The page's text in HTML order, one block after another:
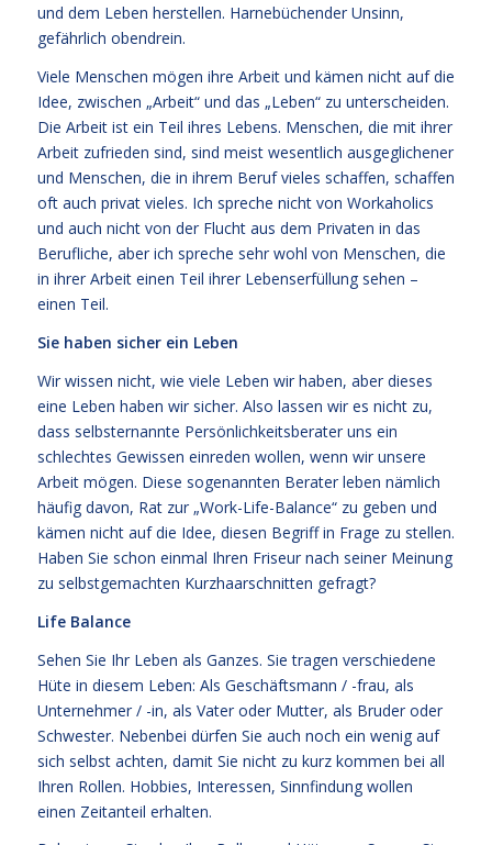
und dem Leben herstellen. Harnebüchender Unsinn,
gefährlich obendrein.
Viele Menschen mögen ihre Arbeit und kämen nicht auf die
Idee, zwischen „Arbeit“ und das „Leben“ zu unterscheiden.
Die Arbeit ist ein Teil ihres Lebens. Menschen, die mit ihrer
Arbeit zufrieden sind, sind meist wesentlich ausgeglichener
und Menschen, die in ihrem Beruf vieles schaffen, schaffen
oft auch privat vieles. Ich spreche nicht von Workaholics
und auch nicht von der Flucht aus dem Privaten in das
Berufliche, aber ich spreche sehr wohl von Menschen, die
in ihrer Arbeit einen Teil ihrer Lebenserfüllung sehen –
einen Teil.
Sie haben sicher ein Leben
Wir wissen nicht, wie viele Leben wir haben, aber dieses
eine Leben haben wir sicher. Also lassen wir es nicht zu,
dass selbsternannte Persönlichkeitsberater uns ein
schlechtes Gewissen einreden wollen, wenn wir unsere
Arbeit mögen. Diese sogenannten Berater leben nämlich
häufig davon, Rat zur „Work-Life-Balance“ zu geben und
kämen nicht auf die Idee, diesen Begriff in Frage zu stellen.
Haben Sie schon einmal Ihren Friseur nach seiner Meinung
zu selbstgemachten Kurzhaarschnitten gefragt?
Life Balance
Sehen Sie Ihr Leben als Ganzes. Sie tragen verschiedene
Hüte in diesem Leben: Als Geschäftsmann / -frau, als
Unternehmer / -in, als Vater oder Mutter, als Bruder oder
Schwester. Nebenbei dürfen Sie auch noch ein wenig auf
sich selbst achten, damit Sie nicht zu kurz kommen bei all
Ihren Rollen. Hobbies, Interessen, Sinnfindung wollen
einen Zeitanteil erhalten.